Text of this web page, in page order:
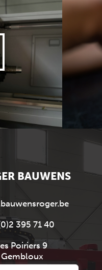
BAUWENS
395 71 40
Poiriers 9